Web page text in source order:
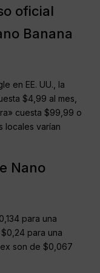
oficial
Banana
en EE. UU., la
$4,99 al mes,
cuesta $99,99 o
locales varían
Nano
para una
para una
son de $0,067